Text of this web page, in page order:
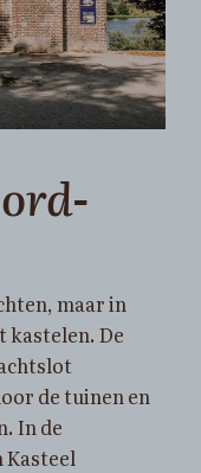
maar in
kastelen. De
de tuinen en
In de
Kasteel